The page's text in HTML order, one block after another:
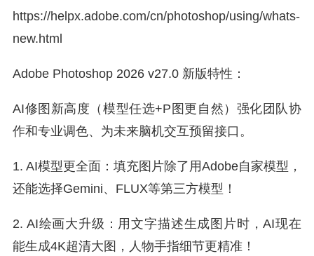
https://helpx.adobe.com/cn/photoshop/using/whats-
new.html
Adobe Photoshop 2026 v27.0 新版特性：
AI修图新高度（模型任选+P图更自然）强化团队协
作和专业调色、为未来脑机交互预留接口。
1. AI模型更全面：填充图片除了用Adobe自家模型，
还能选择Gemini、FLUX等第三方模型！
2. AI绘画大升级：用文字描述生成图片时，AI现在
能生成4K超清大图，人物手指细节更精准！